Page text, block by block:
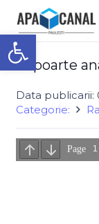
Deschide bara de unelte
Rapoarte
Data publicarii:
Categorie: